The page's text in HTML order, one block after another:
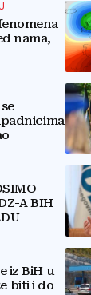
nama,
A BIH
iz BiH u
biti i do